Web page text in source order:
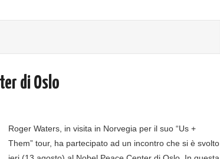
di Oslo
Roger Waters, in visita in Norvegia per il suo “Us +
Them” tour, ha partecipato ad un incontro che si è svolto